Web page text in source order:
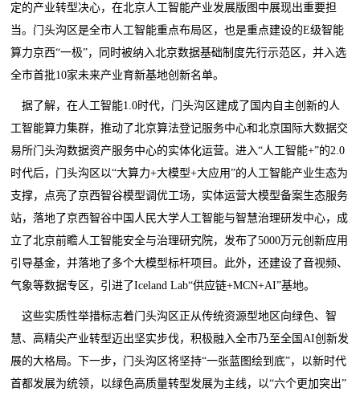
定的产业转型决心，在北京人工智能产业发展版图中展现出重要担
当。门头沟区是全市人工智能重点布局区，也是重点建设的E级智能
算力京西“一极”，同时被纳入北京数据基础制度先行示范区，并入选
全市首批10家未来产业育新基地创新名单。
据了解，在人工智能1.0时代，门头沟区建成了国内自主创新的人
工智能算力集群，推动了北京算法登记服务中心和北京国际大数据交
易所门头沟数据资产服务中心的实体化运营。进入“人工智能+”的2.0
时代后，门头沟区以“大算力+大模型+大应用”的人工智能产业生态为
支撑，点亮了京西智谷模型调优工场，实体运营大模型备案生态服务
站，落地了京西智谷中国人民大学人工智能与智慧治理研发中心，成
立了北京前瞻人工智能安全与治理研究院，发布了5000万元创新应用
引导基金，并落地了多个大模型标杆项目。此外，还建设了音视频、
气象等数据专区，引进了Iceland Lab“供应链+MCN+AI”基地。
这些实质性举措标志着门头沟区正从传统资源型地区向绿色、智
慧、高精尖产业转型迈出坚实步伐，积极融入全市乃至全国AI创新发
展的大格局。下一步，门头沟区将坚持“一张蓝图绘到底”，以新时代
首都发展为统领，以绿色高质量转型发展为主线，以“六个更加突出”